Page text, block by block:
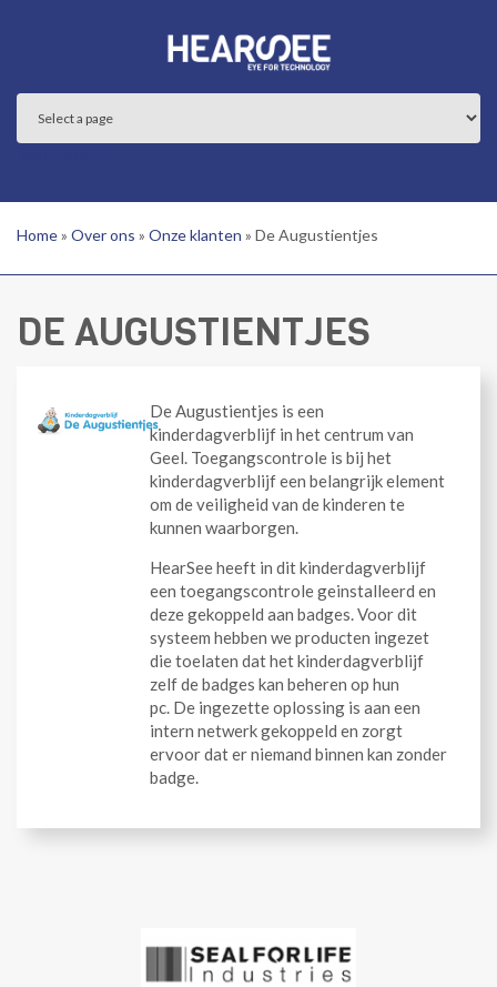
Home» Over ons » Onze klanten » De Augustientjes
DE AUGUSTIENTJES
De Augustientjes is een
kinderdagverblijf in het centrum van
Geel. Toegangscontrole is bij het
kinderdagverblijf een belangrijk element
om de veiligheid van de kinderen te
kunnen waarborgen.
HearSee heeft in dit kinderdagverblijf
een toegangscontrole geinstalleerd en
deze gekoppeld aan badges. Voor dit
systeem hebben we producten ingezet
die toelaten dat het kinderdagverblijf
zelf de badges kan beheren op hun
pc. De ingezette oplossing is aan een
intern netwerk gekoppeld en zorgt
ervoor dat er niemand binnen kan zonder
badge.